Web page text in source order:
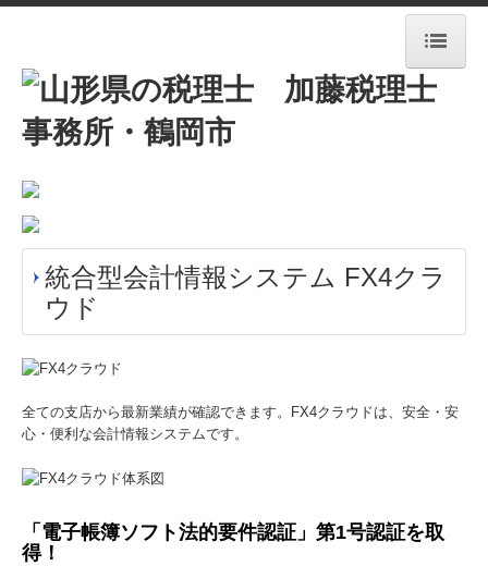
HOME
事務所紹介
業務案内
交通案内
セミナー・公募情報
ちょっと一息・・・
☆FX4 クラウドのご紹介
統合型会計情報システム FX4クラ
ウド
全ての支店から最新業績が確認できます。FX4クラウドは、安全・安
心・便利な会計情報システムです。
「電子帳簿ソフト法的要件認証」第1号認証を取
得！